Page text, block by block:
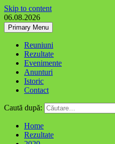
Skip to content
06.08.2026
Primary Menu
Reuniuni
Rezultate
Evenimente
Anunturi
Istoric
Contact
Caută după:
Home
Rezultate